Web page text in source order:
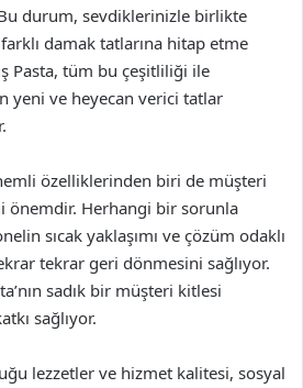
durum, sevdiklerinizle birlikte
damak tatlarına hitap etme
Pasta, tüm bu çeşitliliği ile
yeni ve heyecan verici tatlar
özelliklerinden biri de müşteri
önemdir. Herhangi bir sorunla
sıcak yaklaşımı ve çözüm odaklı
tekrar geri dönmesini sağlıyor.
sadık bir müşteri kitlesi
sağlıyor.
lezzetler ve hizmet kalitesi, sosyal